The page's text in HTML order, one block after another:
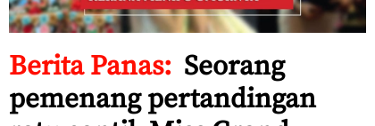
Berita Panas: Seorang
pemenang pertandingan